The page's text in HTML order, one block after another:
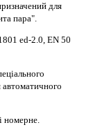
для
пара".
ed-2.0, EN 50
автоматичного
номерне.